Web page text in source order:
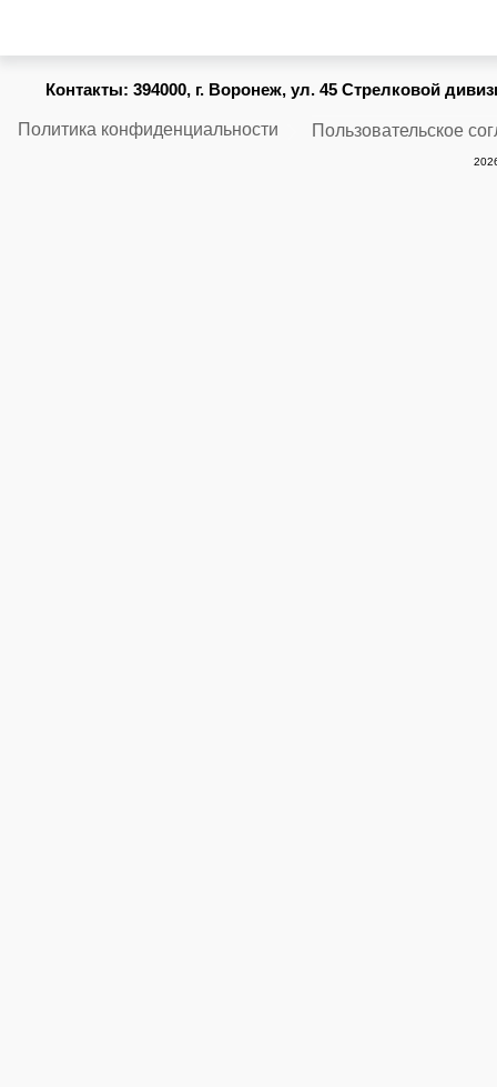
Контакты: 394000, г. Воронеж, ул. 45 Стрелковой
Политика конфиденциальности Пользовательское